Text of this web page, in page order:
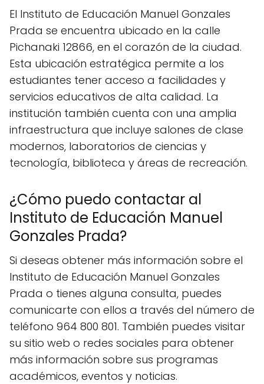
El Instituto de Educación Manuel Gonzales
Prada se encuentra ubicado en la calle
Pichanaki 12866, en el corazón de la ciudad.
Esta ubicación estratégica permite a los
estudiantes tener acceso a facilidades y
servicios educativos de alta calidad. La
institución también cuenta con una amplia
infraestructura que incluye salones de clase
modernos, laboratorios de ciencias y
tecnología, biblioteca y áreas de recreación.
¿Cómo puedo contactar al
Instituto de Educación Manuel
Gonzales Prada?
Si deseas obtener más información sobre el
Instituto de Educación Manuel Gonzales
Prada o tienes alguna consulta, puedes
comunicarte con ellos a través del número de
teléfono 964 800 801. También puedes visitar
su sitio web o redes sociales para obtener
más información sobre sus programas
académicos, eventos y noticias.